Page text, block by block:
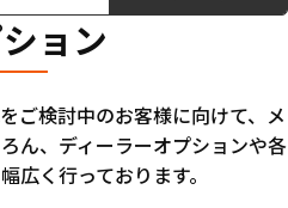
ョン
ご検討中のお客様に向けて、メ
ん、ディーラーオプションや各
広く行っております。